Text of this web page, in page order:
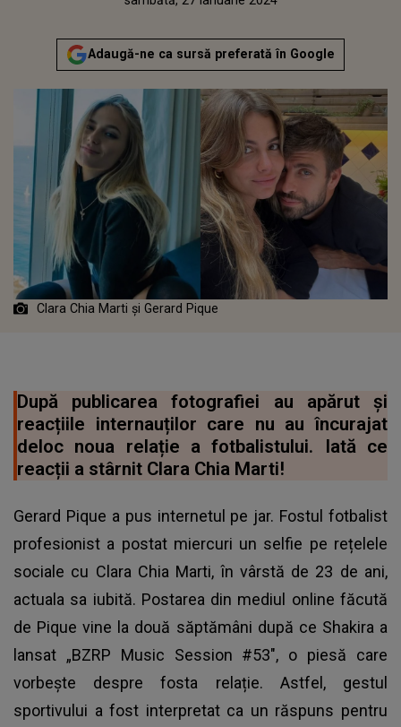
Adaugă-ne ca sursă preferată în Google
Clara Chia Marti și Gerard Pique
După publicarea fotografiei au apărut și
reacțiile internauților care nu au încurajat
deloc noua relație a fotbalistului. Iată ce
reacții a stârnit Clara Chia Marti!
Gerard Pique a pus internetul pe jar. Fostul fotbalist
profesionist a postat miercuri un selfie pe rețelele
sociale cu Clara Chia Marti, în vârstă de 23 de ani,
actuala sa iubită. Postarea din mediul online făcută
de Pique vine la două săptămâni după ce Shakira a
lansat „BZRP Music Session #53", o piesă care
vorbește despre fosta relație. Astfel, gestul
sportivului a fost interpretat ca un răspuns pentru